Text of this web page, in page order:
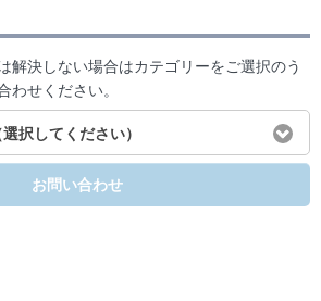
解決しない場合はカテゴリーをご選択のう
わせください。
選択してください）
お問い合わせ